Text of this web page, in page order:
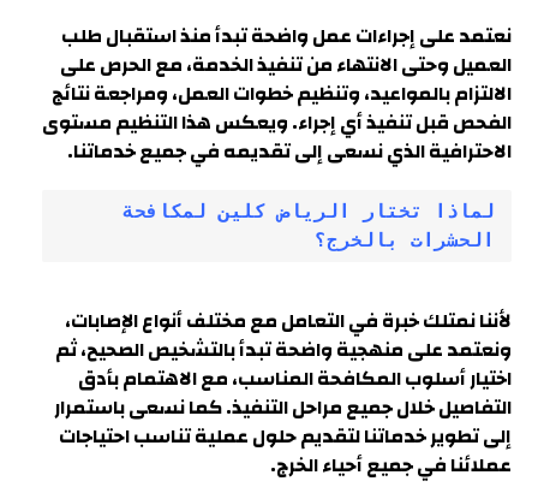
نعتمد على إجراءات عمل واضحة تبدأ منذ استقبال طلب
العميل وحتى الانتهاء من تنفيذ الخدمة، مع الحرص على
الالتزام بالمواعيد، وتنظيم خطوات العمل، ومراجعة نتائج
الفحص قبل تنفيذ أي إجراء. ويعكس هذا التنظيم مستوى
الاحترافية الذي نسعى إلى تقديمه في جميع خدماتنا.
الحشرات بالخرج؟
لأننا نمتلك خبرة في التعامل مع مختلف أنواع الإصابات،
ونعتمد على منهجية واضحة تبدأ بالتشخيص الصحيح، ثم
اختيار أسلوب المكافحة المناسب، مع الاهتمام بأدق
التفاصيل خلال جميع مراحل التنفيذ. كما نسعى باستمرار
إلى تطوير خدماتنا لتقديم حلول عملية تناسب احتياجات
عملائنا في جميع أحياء الخرج.